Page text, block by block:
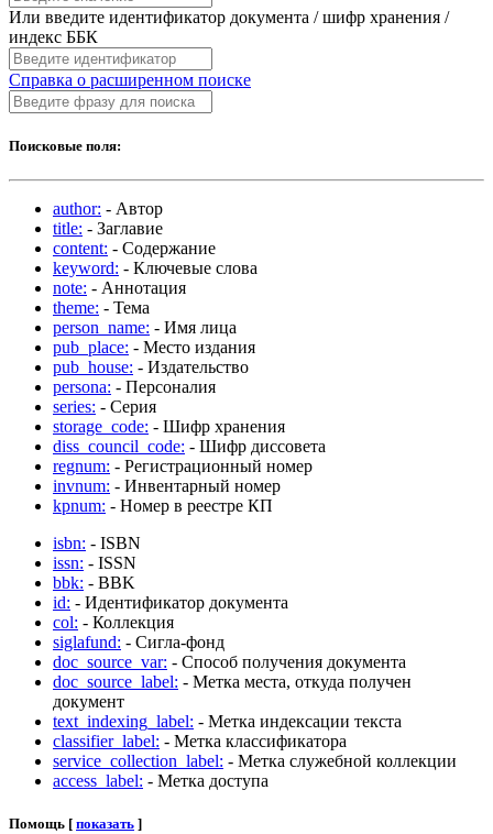
Или введите идентификатор документа / шифр хранения /
индекс ББК
Справка о расширенном поиске
Поисковые поля:
author: - Автор
title: - Заглавие
content: - Содержание
keyword: - Ключевые слова
note: - Аннотация
theme: - Тема
person_name: - Имя лица
pub_place: - Место издания
pub_house: - Издательство
persona: - Персоналия
series: - Серия
storage_code: - Шифр хранения
diss_council_code: - Шифр диссовета
regnum: - Регистрационный номер
invnum: - Инвентарный номер
kpnum: - Номер в реестре КП
isbn: - ISBN
issn: - ISSN
bbk: - BBK
id: - Идентификатор документа
col: - Коллекция
siglafund: - Сигла-фонд
doc_source_var: - Способ получения документа
doc_source_label: - Метка места, откуда получен
документ
text_indexing_label: - Метка индексации текста
classifier_label: - Метка классификатора
service_collection_label: - Метка служебной коллекции
access_label: - Метка доступа
Помощь [ показать ]